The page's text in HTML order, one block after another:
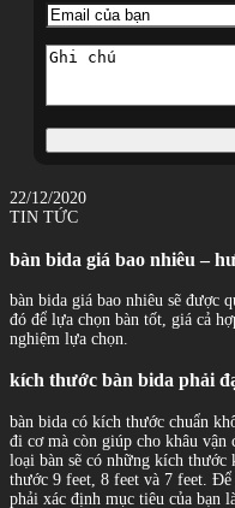
22/12/2020
TIN TỨC
bàn bida giá bao nhiêu –
bàn bida giá bao nhiêu sẽ được
đó để lựa chọn bàn tốt, giá cả
nghiệm lựa chọn.
kích thước bàn bida phải
bàn bida có kích thước chuẩn
đi cơ mà còn giúp cho khâu vận
loại bàn sẽ có những kích thước
thước 9 feet, 8 feet và 7 feet.
phải xác định mục tiêu của bạn